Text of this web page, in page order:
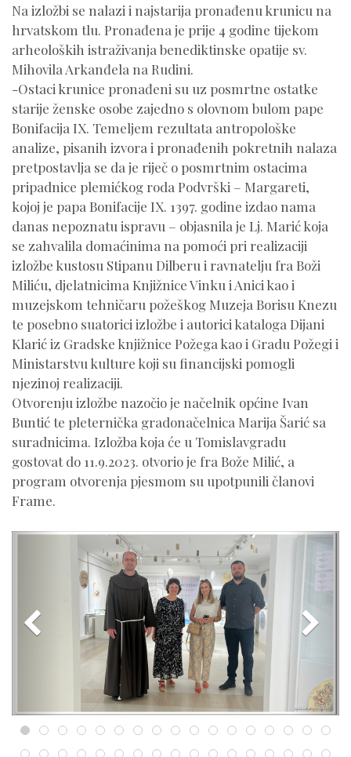
Na izložbi se nalazi i najstarija pronađenu krunicu na
hrvatskom tlu. Pronađena je prije 4 godine tijekom
arheoloških istraživanja benediktinske opatije sv.
Mihovila Arkanđela na Rudini.
-Ostaci krunice pronađeni su uz posmrtne ostatke
starije ženske osobe zajedno s olovnom bulom pape
Bonifacija IX. Temeljem rezultata antropološke
analize, pisanih izvora i pronađenih pokretnih nalaza
pretpostavlja se da je riječ o posmrtnim ostacima
pripadnice plemićkog roda Podvrški – Margareti,
kojoj je papa Bonifacije IX. 1397. godine izdao nama
danas nepoznatu ispravu – objasnila je Lj. Marić koja
se zahvalila domaćinima na pomoći pri realizaciji
izložbe kustosu Stipanu Dilberu i ravnatelju fra Boži
Miliću, djelatnicima Knjižnice Vinku i Anici kao i
muzejskom tehničaru požeškog Muzeja Borisu Knezu
te posebno suatorici izložbe i autorici kataloga Dijani
Klarić iz Gradske knjižnice Požega kao i Gradu Požegi i
Ministarstvu kulture koji su financijski pomogli
njezinoj realizaciji.
Otvorenju izložbe nazočio je načelnik općine Ivan
Buntić te pleternička gradonačelnica Marija Šarić sa
suradnicima. Izložba koja će u Tomislavgradu
gostovat do 11.9.2023. otvorio je fra Bože Milić, a
program otvorenja pjesmom su upotpunili članovi
Frame.